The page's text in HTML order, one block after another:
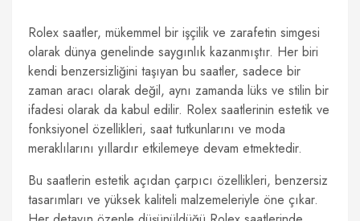
Rolex saatler, mükemmel bir işçilik ve zarafetin simgesi
olarak dünya genelinde saygınlık kazanmıştır. Her biri
kendi benzersizliğini taşıyan bu saatler, sadece bir
zaman aracı olarak değil, aynı zamanda lüks ve stilin bir
ifadesi olarak da kabul edilir. Rolex saatlerinin estetik ve
fonksiyonel özellikleri, saat tutkunlarını ve moda
meraklılarını yıllardır etkilemeye devam etmektedir.
Bu saatlerin estetik açıdan çarpıcı özellikleri, benzersiz
tasarımları ve yüksek kaliteli malzemeleriyle öne çıkar.